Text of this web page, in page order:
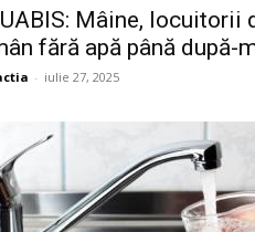
Mâine, locuitorii
fără apă până după-
- iulie 27, 2025